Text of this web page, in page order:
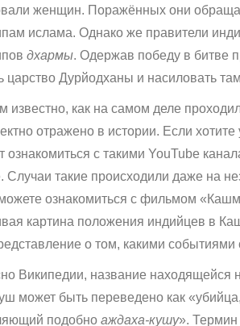
женщин. Поражённых они
ислама. Однако же правители
дхармы. Одержав победу в битве
царство Дурйодханы и насиловать
известно, как на самом деле
отражено в истории. Если
ознакомиться с такими YouTube
Случаи такие происходили даже на
ознакомиться с фильмом
картина положения индийцев в
о том, какими
Википедии, название находящейся
может быть переведено как
подобно аждаха-кушу». Термин